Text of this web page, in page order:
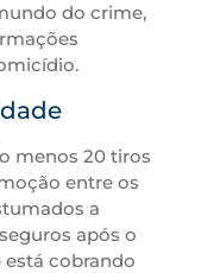
do crime,
menos 20 tiros
entre os
a
após o
cobrando